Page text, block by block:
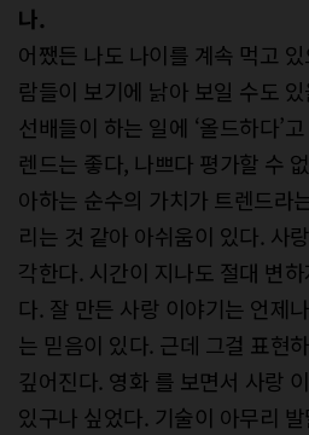
나.
어쨌든 나도 나이를 계속 먹고
람들이 보기에 낡아 보일 수도
선배들이 하는 일에 ‘올드하다’
렌드는 좋다, 나쁘다 평가할 수
아하는 순수의 가치가 트렌드라
리는 것 같아 아쉬움이 있다. 사
각한다. 시간이 지나도 절대 변
다. 잘 만든 사랑 이야기는 언제
는 믿음이 있다. 근데 그걸 표현
깊어진다. 영화 를 보면서 사랑
있구나 싶었다. 기술이 아무리